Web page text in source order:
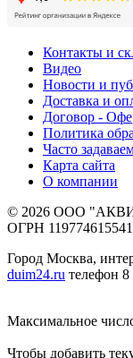
Контакты и
Видео
Новости и
Доставка и
Договор -
Политика
Часто
Карта сайта
О компании
© 2026 ООО
ОГРН
Город Москва,
duim24.ru телефон
Максимальное
Чтобы добавить